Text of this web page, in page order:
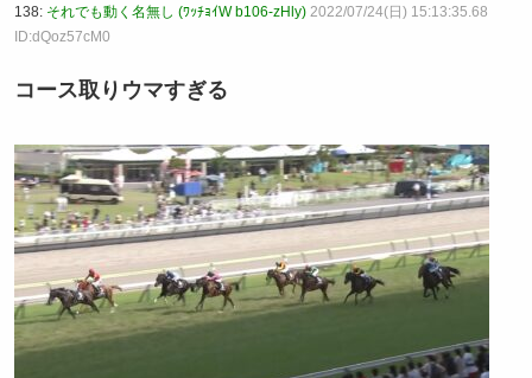
138: それでも動く名無し (ﾜｯﾁｮｲW b106-zHly) 2022/07/24(日) 15:13:35.68
ID:dQoz57cM0
コース取りウマすぎる